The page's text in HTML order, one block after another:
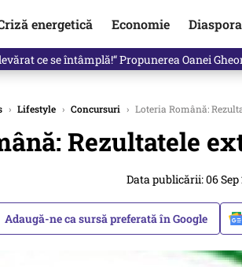
energetică Economie
de premier. Cine ar putea conduce
› Lifestyle › Concursuri › Loteria Română:
Rezultatele
Data publicării: 06 Sep
Adaugă-ne ca sursă preferată în Google